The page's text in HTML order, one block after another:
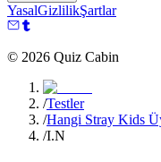
YasalGizlilikŞartlar
© 2026 Quiz Cabin
/Testler
/Hangi Stray Kids
/I.N